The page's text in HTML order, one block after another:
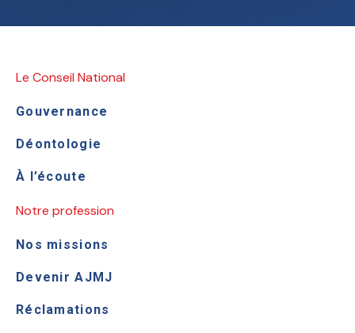
Le Conseil National
Gouvernance
Déontologie
À l’écoute
Notre profession
Nos missions
Devenir AJMJ
Réclamations